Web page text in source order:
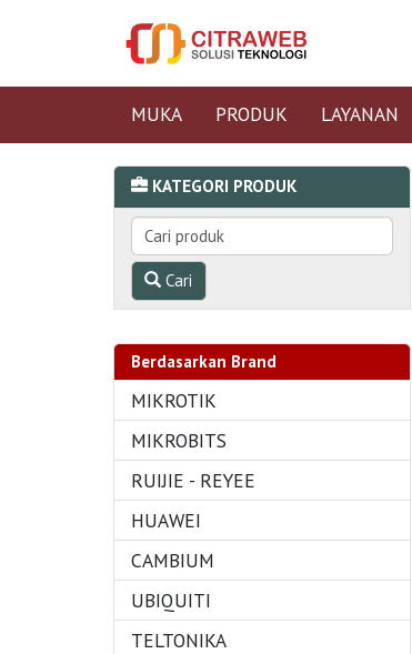
MUKA PRODUK LAYANAN
KATEGORI PRODUK
Cari
Berdasarkan Brand
MIKROTIK
MIKROBITS
RUIJIE - REYEE
HUAWEI
CAMBIUM
UBIQUITI
TELTONIKA